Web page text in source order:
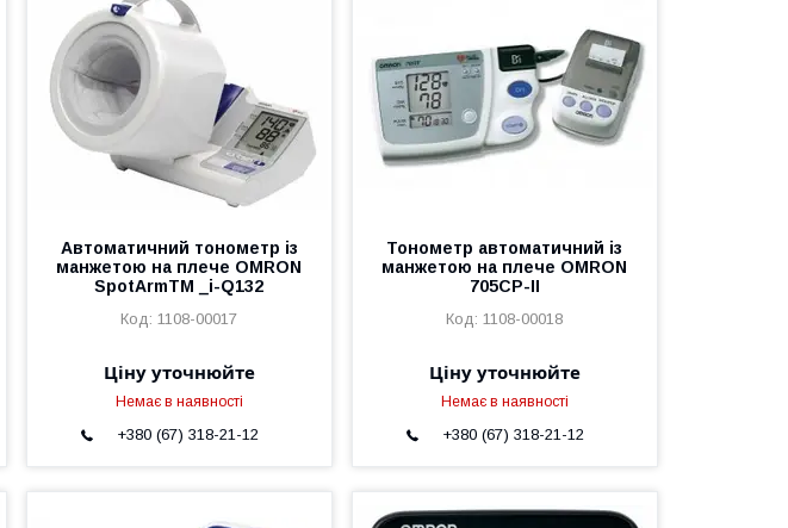
Автоматичний тонометр із
манжетою на плече OMRON
SpotArmTM _i-Q132
1108-00017
Ціну уточнюйте
Немає в наявності
+380 (67) 318-21-12
Тонометр автоматичний із
манжетою на плече OMRON
705CP-II
1108-00018
Ціну уточнюйте
Немає в наявності
+380 (67) 318-21-12